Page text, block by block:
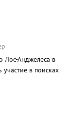
Лос-Анджелеса в
в поисках